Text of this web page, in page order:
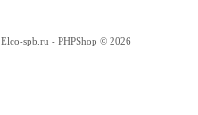
Elco-spb.ru - PHPShop © 2026